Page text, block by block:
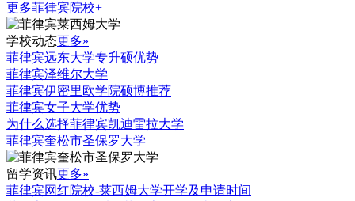
更多菲律宾院校+
学校动态更多»
菲律宾远东大学专升硕优势
菲律宾泽维尔大学
菲律宾伊密里欧学院硕博推荐
菲律宾女子大学优势
为什么选择菲律宾凯迪雷拉大学
菲律宾奎松市圣保罗大学
留学资讯更多»
菲律宾网红院校-莱西姆大学开学及申请时间